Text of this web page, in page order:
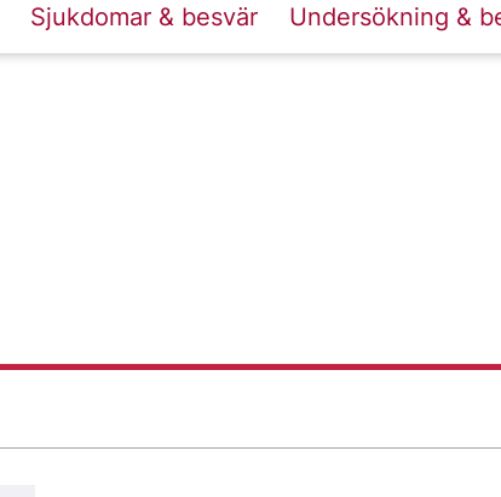
Sjukdomar & besvär Undersökning &